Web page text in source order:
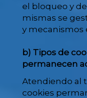
el bloqueo y
mismas se
y mecanismos
b) Tipos de
permanecen
Atendiendo al
cookies